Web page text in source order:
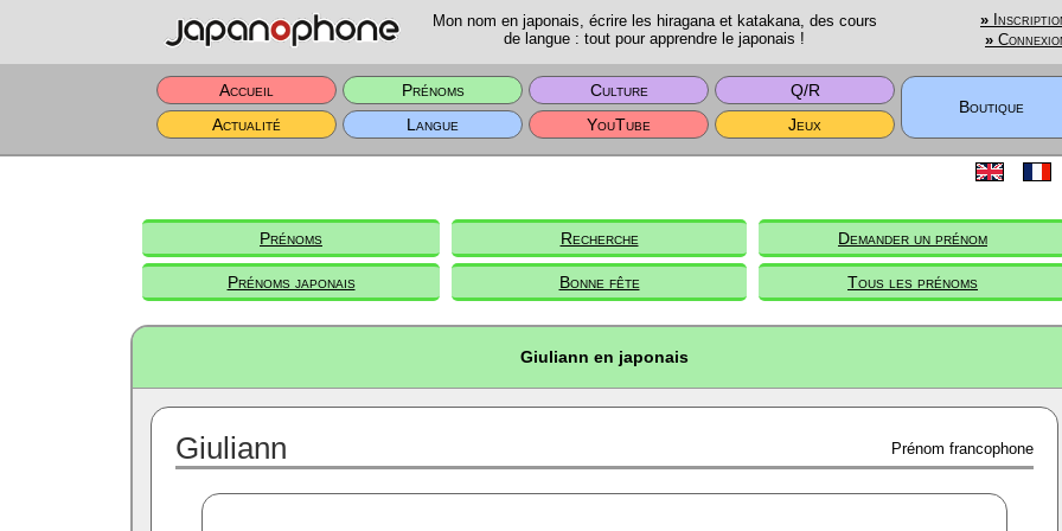
Mon nom en japonais, écrire les hiragana et katakana, des cours
de langue : tout pour apprendre le japonais !
»
»
Accueil Prénoms Culture
Q/R
Boutique
Actualité
Langue YouTube Jeux
Prénoms Recherche Demander un prénom
Prénoms japonais Bonne fête Tous les prénoms
Giuliann en japonais
Giuliann Prénom francophone